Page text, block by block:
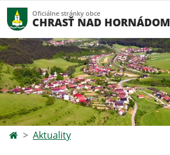
Oficiálne stránky obce
CHRASŤ NAD HORNÁDOM
Aktuality